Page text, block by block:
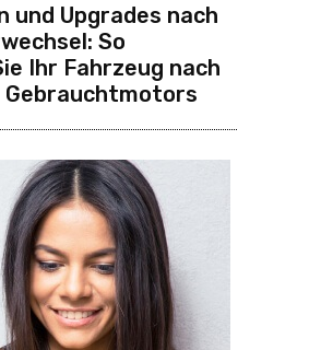
und Upgrades nach
So
Ihr Fahrzeug nach
Gebrauchtmotors